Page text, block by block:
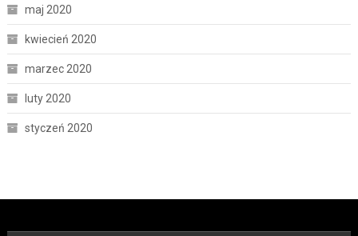
maj 2020
kwiecień 2020
marzec 2020
luty 2020
styczeń 2020